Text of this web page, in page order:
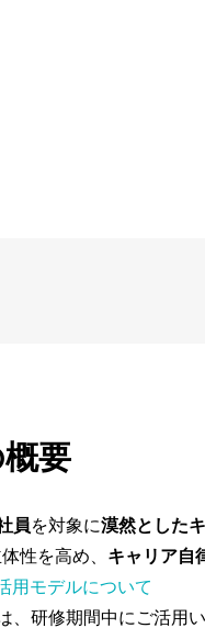
要
員を対象に漠然とした
性を高め、 キャリア自
用モデルについて
、研修期間中にご活用